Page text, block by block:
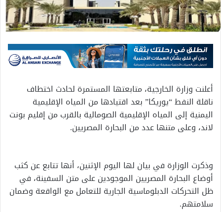
أعلنت وزارة الخارجية، متابعتها المستمرة لحادث اختطاف
ناقلة النفط “يوريكا” بعد اقتيادها من المياه الإقليمية
اليمنية إلى المياه الإقليمية الصومالية بالقرب من إقليم بونت
لاند، وعلى متنها عدد من البحارة المصريين.
وذكرت الوزارة في بيان لها اليوم الإثنين، أنها تتابع عن كثب
أوضاع البحارة المصريين الموجودين على متن السفينة، في
ظل التحركات الدبلوماسية الجارية للتعامل مع الواقعة وضمان
سلامتهم.